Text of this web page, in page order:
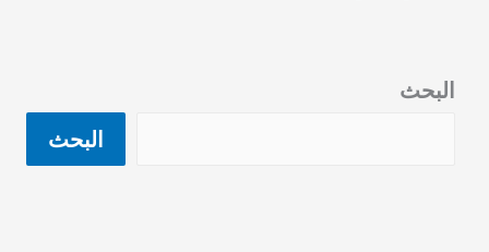
البحث
البحث